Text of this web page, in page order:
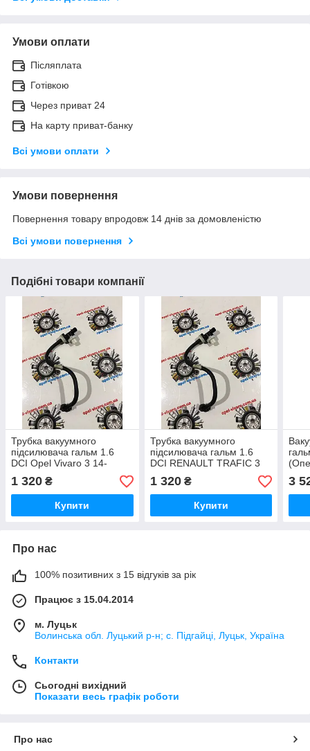
Умови оплати
Післяплата
Готівкою
Через приват 24
На карту приват-банку
Всі умови оплати
Умови повернення
Повернення товару впродовж 14 днів за домовленістю
Всі умови повернення
Подібні товари компанії
Трубка вакуумного
підсилювача гальм 1.6
DCI Opel Vivaro 3 14-
(Опель Віваро)
1 320 ₴
Купити
Трубка вакуумного
підсилювача гальм 1.6
DCI RENAULT TRAFIC 3
14- (РЕНО ТРАФІК)
1 320₴
Купити
3
Про нас
100% позитивних з 15 відгуків за рік
Працює з 15.04.2014
м. Луцьк
Волинська обл. Луцький р-н; с. Підгайці, Луцьк, Україна
Контакти
Сьогодні вихідний
Показати весь графік роботи
Про нас